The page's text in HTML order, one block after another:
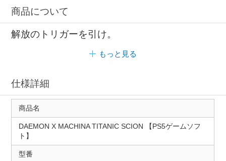
商品について
解放のトリガーを引け。
もっと見る
仕様詳細
商品名
DAEMON X MACHINA TITANIC SCION 【PS5ゲームソフ
ト】
型番